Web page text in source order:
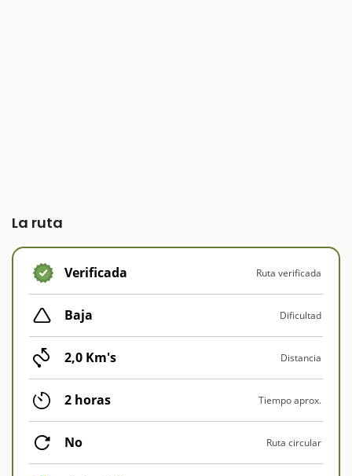
La ruta
Verificada Ruta verificada
Baja Dificultad
2,0 Km's Distancia
2 horas Tiempo aprox.
No Ruta circular